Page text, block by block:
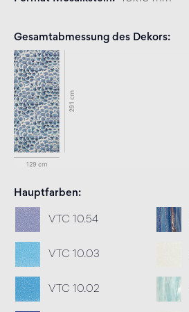
Gesamtabmessung des Dekors
Hauptfarben
VTC 10.54
VTC 10.03
VTC 10.02